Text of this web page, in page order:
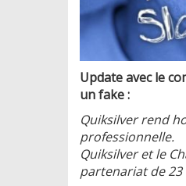
Update avec le
un fake :
Quiksilver rend
professionnelle.
Quiksilver et le
partenariat de 23